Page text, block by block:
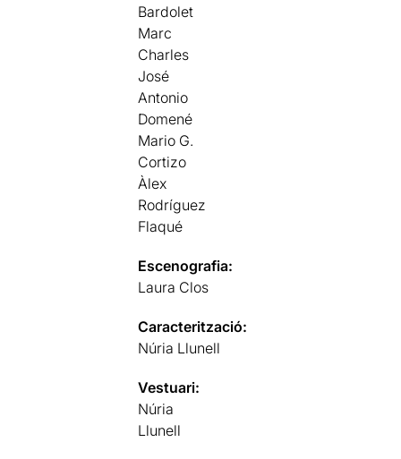
Bardolet
Marc
Charles
José
Antonio
Domené
Mario G.
Cortizo
Àlex
Rodríguez
Flaqué
Escenografia:
Laura Clos
Caracterització:
Núria Llunell
Vestuari:
Núria
Llunell